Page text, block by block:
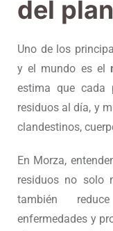
del
Uno de los
y el mundo es el
estima que cada
residuos al día, y
clandestinos,
En Morza,
residuos no solo
también
enfermedades y